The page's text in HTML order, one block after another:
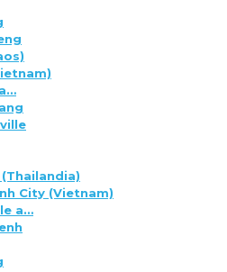
City (Vietnam)
a…